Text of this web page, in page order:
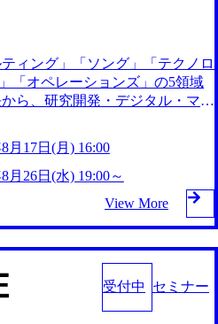
goods-services/calbee)(消費財・
企業を顧客に売上641億ドルを誇
業員を擁しており(会計系BIG4
も約15%と驚異的な数字とな
にこの8年間で4倍近くの成長を
ムコンサルティングに続いて日
サルタント制度の有資格者数が
ョンに
ツール「キャリアズ・マーケッ
ールを活用で上司の引き留めを
を数値化することで、実行前後
成功した 18時以降の会議を原
勤務制度の全社展開、ハラスメ
、社外窓口設置など徹底的な仕
躍できる人を増やす Value： Cu
を持ち、その目標に挑戦しま
て当事者意識を持ち、解決に導
尊重し、思いやりのあるコミュ
い価値を創造します。 2024年8
+40.6%の見込みで過去最高を
創業7年で累計18,000人が受講
で様々な業界のリーディングカ
修として導入済 リモート・フレ
場所や時間に縛られない自由な
ションカンパニーアワード202
受賞 2026年8月20日(木) 19:00
大2時間を予定しております 202
明会〜選考を1日で行う選考会を
ィング」「ソング」「テクノロ
「オペレーションズ」の5領域
ら、研究開発・デジタル・マー
サービスの提供まで一貫して支
である あらゆる産業において
ており、Fortune Global 500社の
ントとして抱えている 手掛けた
リテイリングにおけるグローバ
化支援」「ヴィヴィアン・ウ
ど多岐にわたる コンサルティ
にはKDDIと合弁会社「ARISE
能とデータアナリティクス技術
出する活動や、デジタル人材育
月17日(月) 16:00
月26日(水) 19:00～
View More
受付中 セミナー